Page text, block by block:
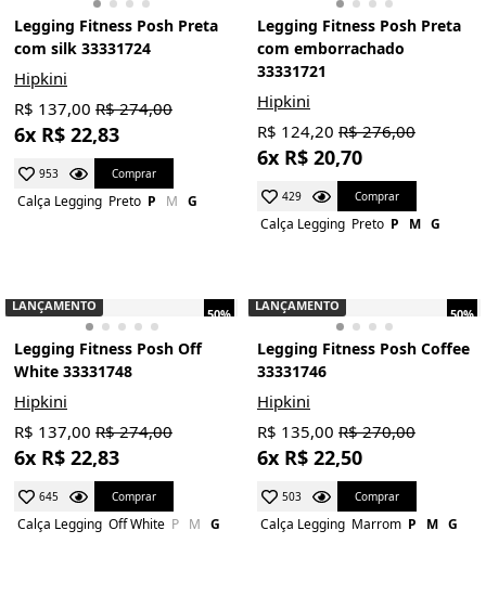
Legging Fitness Posh Preta
com silk 33331724
Hipkini
R$ 137,00 R$ 274,00
6x R$ 22,83
953 Comprar
Calça Legging Preto P M G
Legging Fitness Posh Preta
com emborrachado
33331721
Hipkini
R$ 124,20 R$ 276,00
6x R$ 20,70
429 Comprar
Calça Legging Preto P M G
50%
LANÇAMENTO
Legging Fitness Posh Off
White 33331748
Hipkini
R$ 137,00 R$ 274,00
6x R$ 22,83
645 Comprar
Calça Legging Off White P M G
50%
LANÇAMENTO
Legging Fitness Posh Coffee
33331746
Hipkini
R$ 135,00 R$ 270,00
6x R$ 22,50
503 Comprar
Calça Legging Marrom P M G